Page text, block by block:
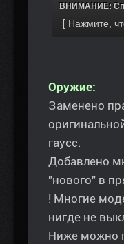
ВНИМАНИЕ:
Оружие:
Заменено
гаусс.
Добавлено
"нового" в
! Многие
нигде не
Ниже можно